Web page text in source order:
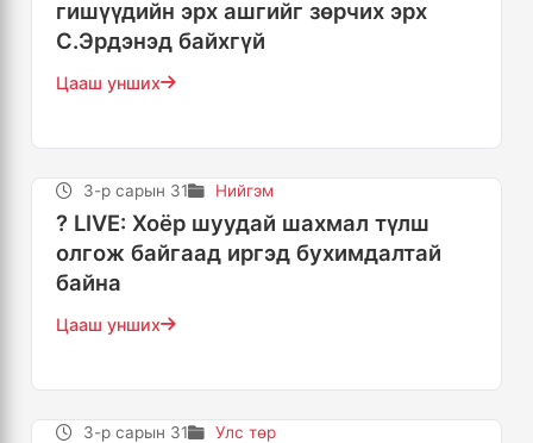
гишүүдийн эрх ашгийг зөрчих эрх
С.Эрдэнэд байхгүй
Цааш унших
3-р сарын 31 Нийгэм
? LIVE: Хоёр шуудай шахмал түлш
олгож байгаад иргэд бухимдалтай
байна
Цааш унших
3-р сарын 31 Улс төр